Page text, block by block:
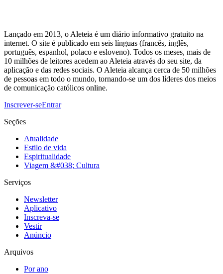
Lançado em 2013, o Aleteia é um diário informativo gratuito na
internet. O site é publicado em seis línguas (francês, inglês,
português, espanhol, polaco e esloveno). Todos os meses, mais de
10 milhões de leitores acedem ao Aleteia através do seu site, da
aplicação e das redes sociais. O Aleteia alcança cerca de 50 milhões
de pessoas em todo o mundo, tornando-se um dos líderes dos meios
de comunicação católicos online.
Inscrever-seEntrar
Seções
Atualidade
Estilo de vida
Espiritualidade
Viagem &#038; Cultura
Serviços
Newsletter
Aplicativo
Inscreva-se
Vestir
Anúncio
Arquivos
Por ano